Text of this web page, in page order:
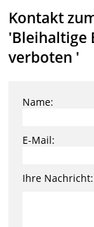
Kontakt
'Bleihaltige
verboten '
Name:
E-Mail:
Ihre Nachricht: